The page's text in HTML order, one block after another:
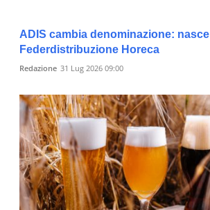
ADIS cambia denominazione: nasce
Federdistribuzione Horeca
Redazione 31 Lug 2026 09:00